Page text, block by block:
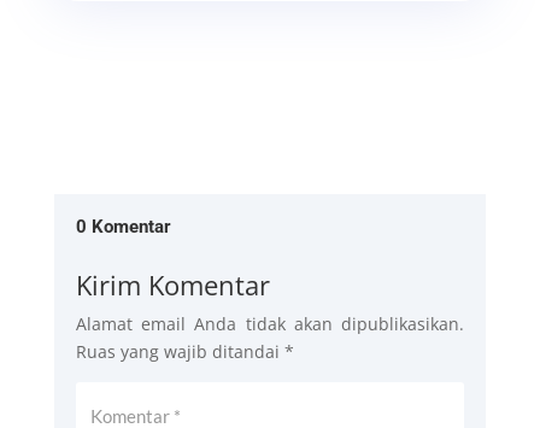
0 Komentar
Kirim Komentar
Alamat email Anda tidak akan dipublikasikan.
Ruas yang wajib ditandai *